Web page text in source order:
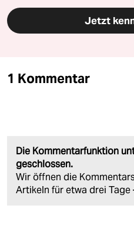
Jetzt
1 Kommentar
Die Kommentarfunktion
geschlossen.
Wir öffnen die
Artikeln für etwa drei Tage